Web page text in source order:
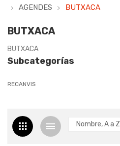
AGENDES
BUTXACA
BUTXACA
BUTXACA
Subcategorías
RECANVIS
Nombre, A a Z